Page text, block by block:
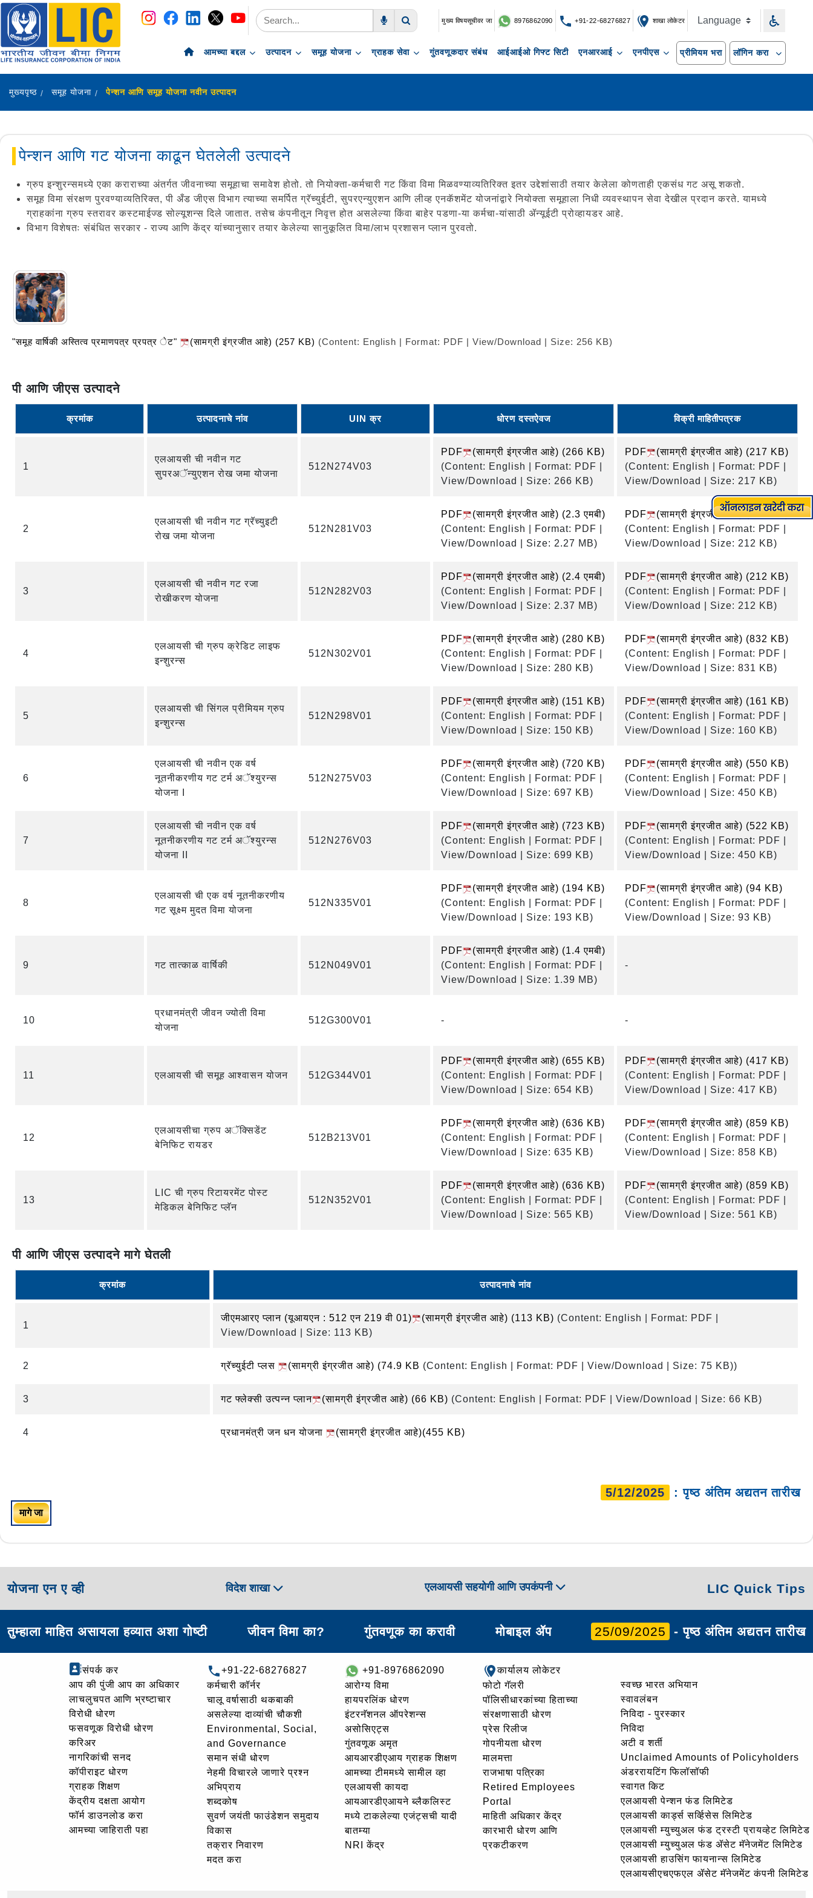
navigation
skip-to-content
मुख्य विषयसूचीवर जा 8976862090 +91-22-68276827 शाखा लोकेटर
आमच्या बद्दल उत्पादन समूह योजना ग्राहक सेवा गुंतवणूकदार संबंध आईआईओ गिफ्ट सिटी एनआरआई एनपीएस प्रीमियम भरा लॉगिन करा
मुख्यपृष्ठ समूह योजना पेन्शन आणि समूह योजना नवीन उत्पादन
पेन्शन आणि गट योजना काढून घेतलेली उत्पादने
ग्रुप इन्शुरन्समध्ये एका कराराच्या अंतर्गत जीवनाच्या समूहाचा समावेश होतो. तो नियोक्ता-कर्मचारी गट किंवा विमा मिळवण्याव्यतिरिक्त इतर उद्देशांसाठी तयार केलेला कोणताही एकसंध गट असू शकतो.
समूह विमा संरक्षण पुरवण्याव्यतिरिक्त, पी अँड जीएस विभाग त्याच्या समर्पित ग्रॅच्युईटी, सुपरएन्युएशन आणि लीव्ह एनकॅशमेंट योजनांद्वारे नियोक्ता समूहाला निधी व्यवस्थापन सेवा देखील प्रदान करते. यामध्ये
ग्राहकांना ग्रुप स्तरावर कस्टमाईज्ड सोल्यूशन्स दिले जातात. तसेच कंपनीतून निवृत्त होत असलेल्या किंवा बाहेर पडणा-या कर्मचा-यांसाठी ॲन्यूईटी प्रोव्हायडर आहे.
विभाग विशेषतः संबंधित सरकार - राज्य आणि केंद्र यांच्यानुसार तयार केलेल्या सानुकूलित विमा/लाभ प्रशासन प्लान पुरवतो.
"समूह वार्षिकी अस्तित्व प्रमाणपत्र प्रपत्र ेट" (सामग्री इंग्रजीत आहे) (257 KB) (Content: English | Format: PDF | View/Download | Size: 256 KB)
पी आणि जीएस उत्पादने
क्रमांक उत्पादनाचे नांव UIN क्र धोरण दस्तऐवज विक्री माहितीपत्रक
1
एलआयसी ची नवीन गट
सुपरअॅन्युएशन रोख जमा योजना
512N274V03
PDF (सामग्री इंग्रजीत आहे) (266 KB)
(Content: English | Format: PDF |
View/Download | Size: 266 KB)
PDF (सामग्री इंग्रजीत आहे) (217 KB)
(Content: English | Format: PDF |
View/Download | Size: 217 KB)
2
एलआयसी ची नवीन गट ग्रॅच्युइटी
रोख जमा योजना
512N281V03
PDF (सामग्री इंग्रजीत आहे) (2.3 एमबी)
(Content: English | Format: PDF |
View/Download | Size: 2.27 MB)
PDF (सामग्री इंग्रजीत आहे)(212 KB)
(Content: English | Format: PDF |
View/Download | Size: 212 KB)
3
एलआयसी ची नवीन गट रजा
रोखीकरण योजना
512N282V03
PDF (सामग्री इंग्रजीत आहे) (2.4 एमबी)
(Content: English | Format: PDF |
View/Download | Size: 2.37 MB)
PDF (सामग्री इंग्रजीत आहे) (212 KB)
(Content: English | Format: PDF |
View/Download | Size: 212 KB)
4
एलआयसी ची ग्रुप क्रेडिट लाइफ
इन्शुरन्स
512N302V01
PDF (सामग्री इंग्रजीत आहे) (280 KB)
(Content: English | Format: PDF |
View/Download | Size: 280 KB)
PDF (सामग्री इंग्रजीत आहे) (832 KB)
(Content: English | Format: PDF |
View/Download | Size: 831 KB)
5
एलआयसी ची सिंगल प्रीमियम ग्रुप
इन्शुरन्स
512N298V01
PDF (सामग्री इंग्रजीत आहे) (151 KB)
(Content: English | Format: PDF |
View/Download | Size: 150 KB)
PDF (सामग्री इंग्रजीत आहे) (161 KB)
(Content: English | Format: PDF |
View/Download | Size: 160 KB)
6
एलआयसी ची नवीन एक वर्ष
नूतनीकरणीय गट टर्म अॅश्युरन्स
योजना I
512N275V03
PDF (सामग्री इंग्रजीत आहे) (720 KB)
(Content: English | Format: PDF |
View/Download | Size: 697 KB)
PDF (सामग्री इंग्रजीत आहे) (550 KB)
(Content: English | Format: PDF |
View/Download | Size: 450 KB)
7
एलआयसी ची नवीन एक वर्ष
नूतनीकरणीय गट टर्म अॅश्युरन्स
योजना II
512N276V03
PDF (सामग्री इंग्रजीत आहे) (723 KB)
(Content: English | Format: PDF |
View/Download | Size: 699 KB)
PDF (सामग्री इंग्रजीत आहे) (522 KB)
(Content: English | Format: PDF |
View/Download | Size: 450 KB)
8
एलआयसी ची एक वर्ष नूतनीकरणीय
गट सूक्ष्म मुदत विमा योजना
512N335V01
PDF (सामग्री इंग्रजीत आहे) (194 KB)
(Content: English | Format: PDF |
View/Download | Size: 193 KB)
PDF (सामग्री इंग्रजीत आहे) (94 KB)
(Content: English | Format: PDF |
View/Download | Size: 93 KB)
9 गट तात्काळ वार्षिकी 512N049V01
PDF (सामग्री इंग्रजीत आहे) (1.4 एमबी)
(Content: English | Format: PDF |
View/Download | Size: 1.39 MB)
-
10
प्रधानमंत्री जीवन ज्योती विमा
योजना
512G300V01 - -
11 एलआयसी ची समूह आश्वासन योजन 512G344V01
PDF (सामग्री इंग्रजीत आहे) (655 KB)
(Content: English | Format: PDF |
View/Download | Size: 654 KB)
PDF (सामग्री इंग्रजीत आहे) (417 KB)
(Content: English | Format: PDF |
View/Download | Size: 417 KB)
12
एलआयसीचा ग्रुप अॅक्सिडेंट
बेनिफिट रायडर
512B213V01
PDF (सामग्री इंग्रजीत आहे) (636 KB)
(Content: English | Format: PDF |
View/Download | Size: 635 KB)
PDF (सामग्री इंग्रजीत आहे) (859 KB)
(Content: English | Format: PDF |
View/Download | Size: 858 KB)
13
LIC ची ग्रुप रिटायरमेंट पोस्ट
मेडिकल बेनिफिट प्लॅन
512N352V01
PDF
(सामग्री इंग्रजीत आहे) (636 KB)
(Content: English | Format: PDF |
View/Download | Size: 565 KB)
PDF
(सामग्री इंग्रजीत आहे) (859 KB)
(Content: English | Format: PDF |
View/Download | Size: 561 KB)
पी आणि जीएस उत्पादने मागे घेतली
क्रमांक उत्पादनाचे नांव
1
जीएमआरए प्लान (यूआयएन : 512 एन 219 वी 01) (सामग्री इंग्रजीत आहे) (113 KB) (Content: English | Format: PDF |
View/Download | Size: 113 KB)
2 ग्रॅच्युईटी प्लस (सामग्री इंग्रजीत आहे) (74.9 KB (Content: English | Format: PDF | View/Download | Size: 75 KB))
3 गट फ्लेक्सी उत्पन्न प्लान (सामग्री इंग्रजीत आहे) (66 KB) (Content: English | Format: PDF | View/Download | Size: 66 KB)
4 प्रधानमंत्री जन धन योजना (सामग्री इंग्रजीत आहे)(455 KB)
5/12/2025 : पृष्ठ अंतिम अद्यतन तारीख
मागे जा
योजना एन ए व्ही विदेश शाखा एलआयसी सहयोगी आणि उपकंपनी LIC Quick Tips
तुम्हाला माहित असायला हव्यात अशा गोष्टी जीवन विमा का? गुंतवणूक का करावी मोबाइल ॲप 25/09/2025 - पृष्ठ अंतिम अद्यतन तारीख
संपर्क कर
आप की पुंजी आप का अधिकार
लाचलुचपत आणि भ्रष्टाचार
विरोधी धोरण
फसवणूक विरोधी धोरण
करिअर
नागरिकांची सनद
कॉपीराइट धोरण
ग्राहक शिक्षण
केंद्रीय दक्षता आयोग
फॉर्म डाउनलोड करा
आमच्या जाहिराती पहा
+91-22-68276827
कर्मचारी कॉर्नर
चालू वर्षासाठी थकबाकी
असलेल्या दाव्यांची चौकशी
Environmental, Social,
and Governance
समान संधी धोरण
नेहमी विचारले जाणारे प्रश्न
अभिप्राय
शब्दकोष
सुवर्ण जयंती फाउंडेशन समुदाय
विकास
तक्रार निवारण
मदत करा
+91-8976862090
आरोग्य विमा
हायपरलिंक धोरण
इंटरनॅशनल ऑपरेशन्स
असोसिएट्स
गुंतवणूक अमृत
आयआरडीएआय ग्राहक शिक्षण
आमच्या टीममध्ये सामील व्हा
एलआयसी कायदा
आयआरडीएआयने ब्लैकलिस्ट
मध्ये टाकलेल्या एजंट्सची यादी
बातम्या
NRI केंद्र
कार्यालय लोकेटर
फोटो गॅलरी
पॉलिसीधारकांच्या हिताच्या
संरक्षणासाठी धोरण
प्रेस रिलीज
गोपनीयता धोरण
मालमत्ता
राजभाषा पत्रिका
Retired Employees
Portal
माहिती अधिकार केंद्र
कारभारी धोरण आणि
प्रकटीकरण
स्वच्छ भारत अभियान
स्वावलंबन
निविदा - पुरस्कार
निविदा
अटी व शर्ती
Unclaimed Amounts of Policyholders
अंडररायटिंग फिलॉसॉफी
स्वागत किट
एलआयसी पेन्शन फंड लिमिटेड
एलआयसी कार्ड्स सर्व्हिसेस लिमिटेड
एलआयसी म्युच्युअल फंड ट्रस्टी प्रायव्हेट लिमिटेड
एलआयसी म्युच्युअल फंड ॲसेट मॅनेजमेंट लिमिटेड
एलआयसी हाउसिंग फायनान्स लिमिटेड
एलआयसीएचएफएल ॲसेट मॅनेजमेंट कंपनी लिमिटेड